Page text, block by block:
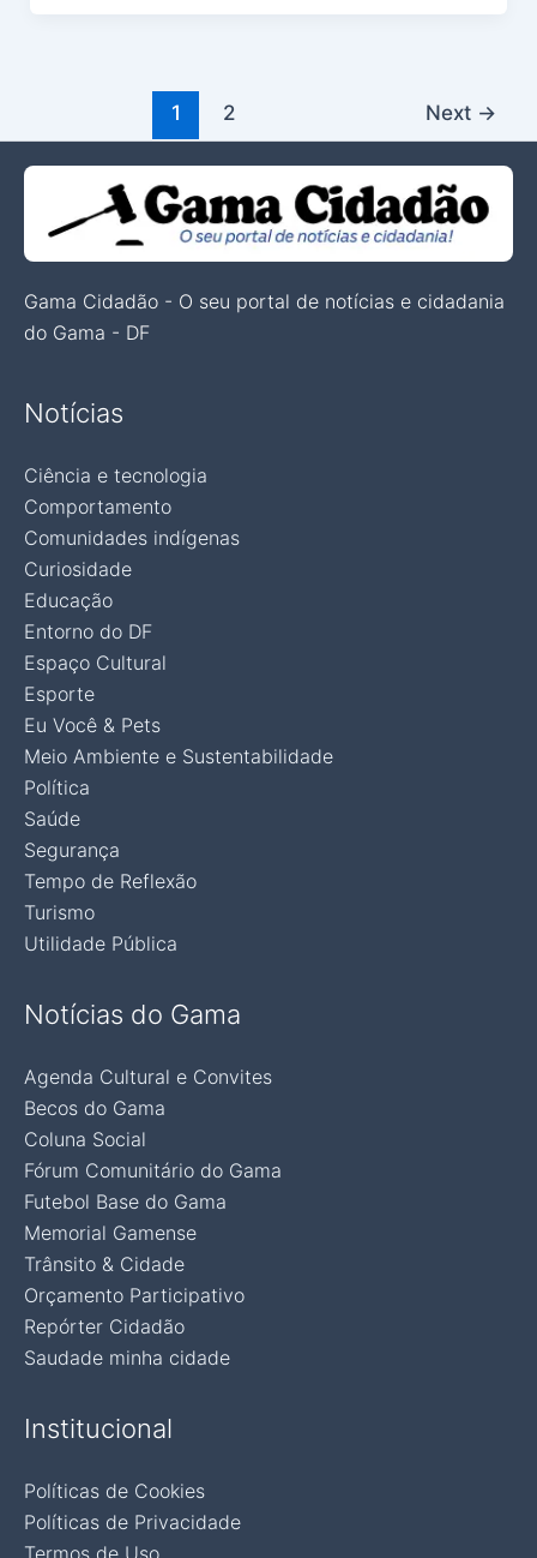
1 2 Next →
Gama Cidadão - O seu portal de notícias e cidadania
do Gama - DF
Notícias
Ciência e tecnologia
Comportamento
Comunidades indígenas
Curiosidade
Educação
Entorno do DF
Espaço Cultural
Esporte
Eu Você & Pets
Meio Ambiente e Sustentabilidade
Política
Saúde
Segurança
Tempo de Reflexão
Turismo
Utilidade Pública
Notícias do Gama
Agenda Cultural e Convites
Becos do Gama
Coluna Social
Fórum Comunitário do Gama
Futebol Base do Gama
Memorial Gamense
Trânsito & Cidade
Orçamento Participativo
Repórter Cidadão
Saudade minha cidade
Institucional
Políticas de Cookies
Políticas de Privacidade
Termos de Uso